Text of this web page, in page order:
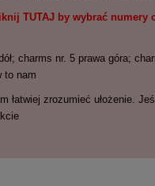
TUTAJ by wybrać numery
charms nr. 5 prawa góra;
to nam
zrozumieć ułożenie.